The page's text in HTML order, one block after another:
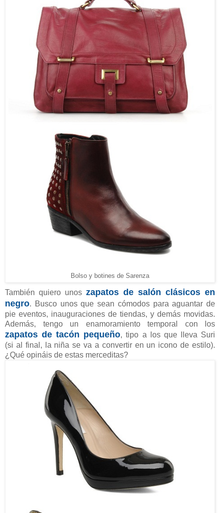
Bolso y botines de Sarenza
También quiero unos zapatos de salón clásicos en
negro. Busco unos que sean cómodos para aguantar de
pie eventos, inauguraciones de tiendas, y demás movidas.
Además, tengo un enamoramiento temporal con los
zapatos de tacón pequeño, tipo a los que lleva Suri
(si al final, la niña se va a convertir en un icono de estilo).
¿Qué opináis de estas merceditas?